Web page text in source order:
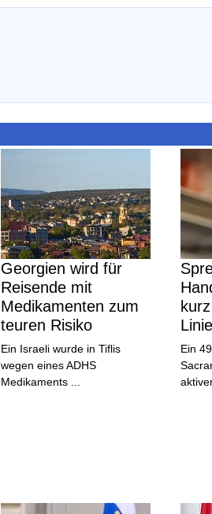
Georgien wird für
Reisende mit
Medikamenten zum
teuren Risiko
Ein Israeli wurde in Tiflis
wegen eines ADHS
Medikaments ...
Ein